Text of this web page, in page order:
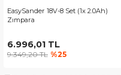
EasySander 18V-8 Set (1x 2.0Ah)
Zımpara
6.996,01 TL
9.349,20 TL %25